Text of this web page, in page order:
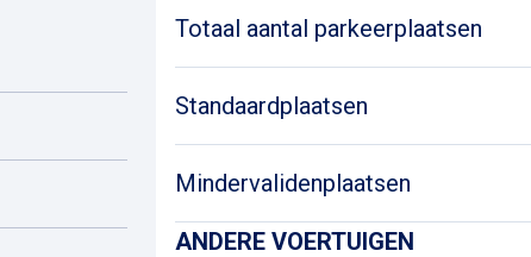
Totaal aantal parkeerplaatsen
Standaardplaatsen
Mindervalidenplaatsen
ANDERE VOERTUIGEN